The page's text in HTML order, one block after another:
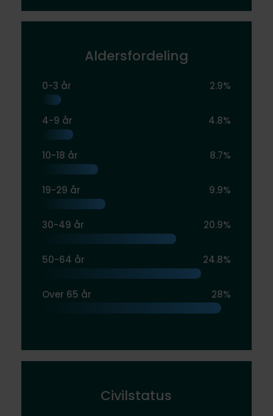
Aldersfordeling
0-3 år 2.9%
4-9 år 4.8%
10-18 år 8.7%
19-29 år 9.9%
30-49 år 20.9%
50-64 år 24.8%
Over 65 år 28%
Civilstatus